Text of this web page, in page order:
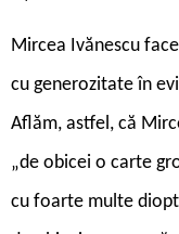
Mircea Ivănescu
cu generozitate în
Aflăm, astfel, că
„de obicei o carte
cu foarte multe